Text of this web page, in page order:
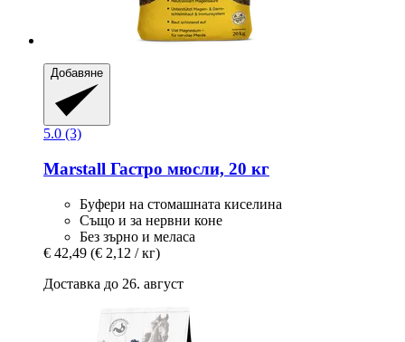
Добавяне
5.0 (3)
Marstall Гастро мюсли, 20 кг
Буфери на стомашната киселина
Също и за нервни коне
Без зърно и меласа
€ 42,49 (€ 2,12 / кг)
Доставка до 26. август